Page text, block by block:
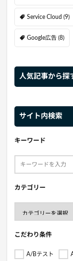
Service Cloud (9)
Google広告 (8)
人気記事から探
サイト内検索
キーワード
カテゴリー
こだわり条件
A/Bテスト